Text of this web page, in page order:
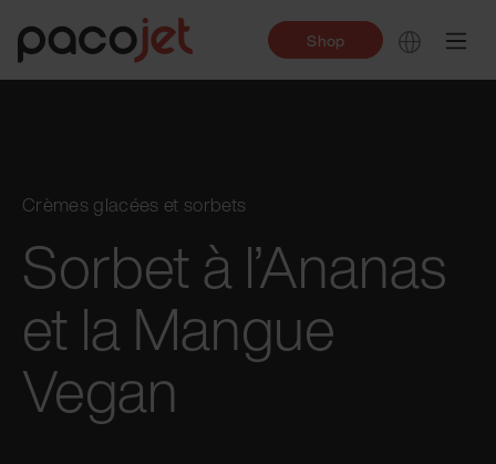
Shop
Crèmes glacées et sorbets
Sorbet à l’Ananas
et la Mangue
Vegan